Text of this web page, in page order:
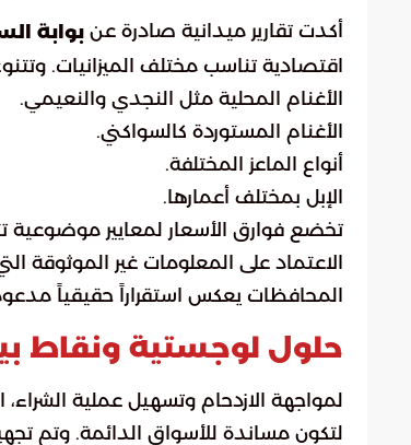
أكدت تقارير ميدانية صادرة عن بوابة
اقتصادية تناسب مختلف الميزانيات.
الأغنام المحلية مثل النجدي والنعيمي.
الأغنام المستوردة كالسواكني.
أنواع الماعز المختلفة.
الإبل بمختلف أعمارها.
تخضع فوارق الأسعار لمعايير موضوعية
الاعتماد على المعلومات غير الموثوقة
المحافظات يعكس استقراراً حقيقياً
حلول لوجستية ونقاط
لمواجهة الازدحام وتسهيل عملية
لتكون مساندة للأسواق الدائمة. وتم